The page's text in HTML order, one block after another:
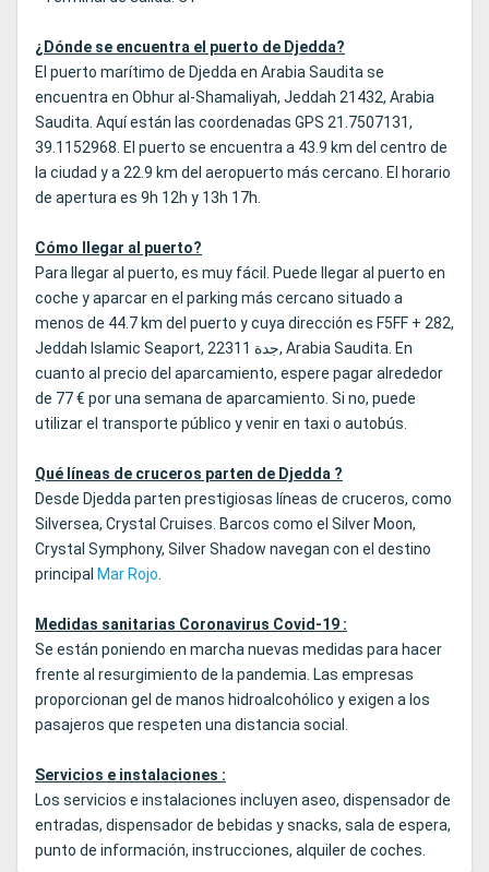
¿Dónde se encuentra el puerto de Djedda?
El puerto marítimo de Djedda en Arabia Saudita se
encuentra en Obhur al-Shamaliyah, Jeddah 21432, Arabia
Saudita. Aquí están las coordenadas GPS 21.7507131,
39.1152968. El puerto se encuentra a 43.9 km del centro de
la ciudad y a 22.9 km del aeropuerto más cercano. El horario
de apertura es 9h 12h y 13h 17h.
Cómo llegar al puerto?
Para llegar al puerto, es muy fácil. Puede llegar al puerto en
coche y aparcar en el parking más cercano situado a
menos de 44.7 km del puerto y cuya dirección es F5FF + 282,
Jeddah Islamic Seaport, جدة 22311, Arabia Saudita. En
cuanto al precio del aparcamiento, espere pagar alrededor
de 77 € por una semana de aparcamiento. Si no, puede
utilizar el transporte público y venir en taxi o autobús.
Qué líneas de cruceros parten de Djedda ?
Desde Djedda parten prestigiosas líneas de cruceros, como
Silversea, Crystal Cruises. Barcos como el Silver Moon,
Crystal Symphony, Silver Shadow navegan con el destino
principal Mar Rojo.
Medidas sanitarias Coronavirus Covid-19 :
Se están poniendo en marcha nuevas medidas para hacer
frente al resurgimiento de la pandemia. Las empresas
proporcionan gel de manos hidroalcohólico y exigen a los
pasajeros que respeten una distancia social.
Servicios e instalaciones :
Los servicios e instalaciones incluyen aseo, dispensador de
entradas, dispensador de bebidas y snacks, sala de espera,
punto de información, instrucciones, alquiler de coches.